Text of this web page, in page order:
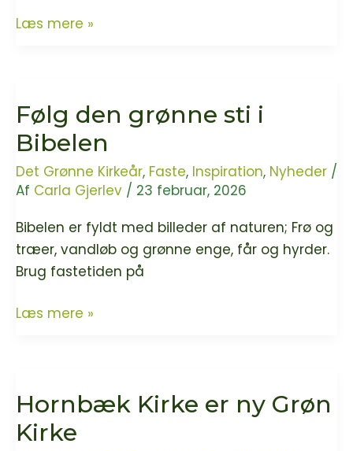
Det
derude
–
men
måske
vi
skal
gå
derud
Læs mere »
Følg den grønne sti i
Bibelen
Det Grønne Kirkeår, Faste, Inspiration, Nyheder /
Af Carla Gjerlev / 23 februar, 2026
Bibelen er fyldt med billeder af naturen; Frø og
træer, vandløb og grønne enge, får og hyrder.
Brug fastetiden på
Følg
Bibelen
Læs mere »
Hornbæk Kirke er ny Grøn
Kirke